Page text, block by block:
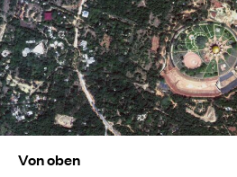
Von oben